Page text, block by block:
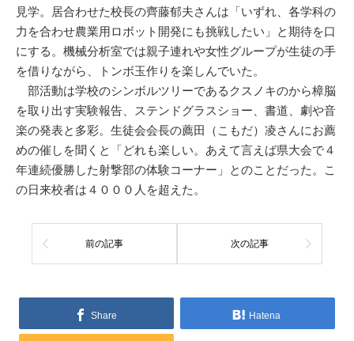
見学。居合わせた校長の齊藤郁夫さんは「いずれ、各学科の
力を合わせ農業用ロボット開発にも挑戦したい」と期待を口
にする。機械分析室では親子連れや女性グループが生徒の手
を借りながら、トンボ玉作りを楽しんでいた。
部活動は学校のシンボルツリーであるクスノキのから樟脳
を取り出す実験報告、ステンドグラスショー、書道、劇や音
楽の発表と多彩。生徒会会長の薦田（こもだ）凌さんにお薦
めの催しを聞くと「どれも楽しい。あえて言えば県大会で４
年連続優勝した射撃部の体験コーナー」とのことだった。こ
の日来校者は４０００人を超えた。
前の記事 次の記事
Share Hatena